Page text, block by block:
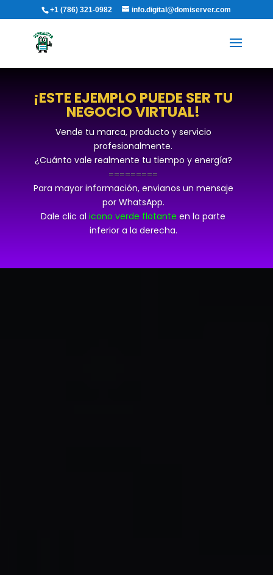
+1 (786) 321-0982 info.digital@domiserver.com
¡ESTE EJEMPLO PUEDE SER TU
NEGOCIO VIRTUAL!
Vende tu marca, producto y servicio
profesionalmente.
¿Cuánto vale realmente tu tiempo y energía?
=========
Para mayor información, envianos un mensaje
por WhatsApp.
Dale clic alicono verde flotante en la parte
inferior a la derecha.